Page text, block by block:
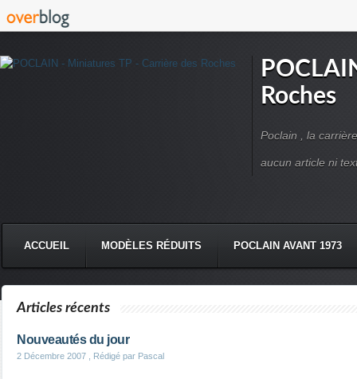
Roches
Poclain , la
aucun article ni
ACCUEIL MODÈLES RÉDUITS POCLAIN AVANT 1973
Articles récents
Nouveautés du jour
2 Décembre 2007 , Rédigé par Pascal